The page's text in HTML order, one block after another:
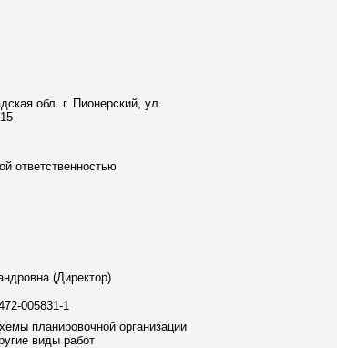
обл. г. Пионерский, ул.
ответственностью
(Директор)
005831-1
планировочной организации
виды работ